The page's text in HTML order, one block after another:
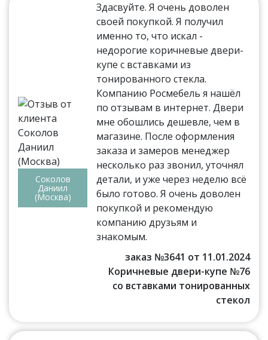
Соколов
Даниил
(Москва)
Здасвуйте. Я очень доволен
своей покупкой. Я получил
именно то, что искал -
недорогие коричневые двери-
купе с вставками из
тонированного стекла.
Компанию Росмебель я нашёл
по отзывам в интернет. Двери
мне обошлись дешевле, чем в
магазине. После оформления
заказа и замеров менеджер
несколько раз звонил, уточнял
детали, и уже через неделю всё
было готово. Я очень доволен
покупкой и рекомендую
компанию друзьям и
знакомым.
заказ №3641 от 11.01.2024
Коричневые двери-купе №76
со вставками тонированных
стекол